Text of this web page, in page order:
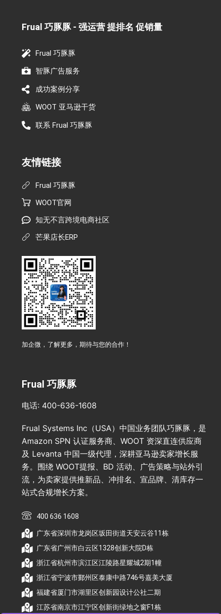
Frual 巧豚豚 - 强运营 提排名 促销量​
Frual 巧豚豚
智豚广告服务
成功案例分享
WOOT 亚马逊干货
联系 Frual 巧豚豚
友情链接
Frual 巧豚豚
WOOT官网
知无不言跨境电商社区
芒果店长ERP
加企微，了解更多，期待与您的合作！
Frual 巧豚豚
电话: 400-636-1608
Frual Systems Inc（USA）中国业务团队巧豚豚，是
Amazon SPN 认证服务商、WOOT 资深直连供应商
及 Levanta 中国一级代理，深耕亚马逊卖家增长服
务。围绕 WOOT提报、BD 活动、广告策略与站外引
流，为卖家提供推新品、冲排名、宣品牌、清库存一
站式合规增长方案。
400 636 1608
广东省深圳市龙岗区坂田街道天安云谷11栋
广东省广州市白云区1328创新大院D栋
浙江省杭州市滨江区江陵路星耀城2期1幢
浙江省宁波市鄞州区泰康中路746号嘉美大厦
福建省厦门市湖里区创新园设计公社二期
江苏省南京市江宁区创新街绿地之窗F1栋